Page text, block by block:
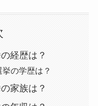
経歴は？
の学歴は？
家族は？